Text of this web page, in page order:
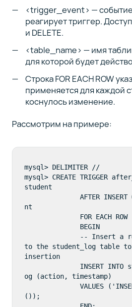
<trigger_event> —
реагирует триггер.
и DELETE.
<table_name> — имя
для которой будет
Строка FOR EACH ROW
применяется для каждой
коснулось изменение.
Рассмотрим на примере:
mysql> DELIMITER //
mysql> CREATE TRIGGER
student
nt
to the student_log table
insertion
og (action, timestamp)
());